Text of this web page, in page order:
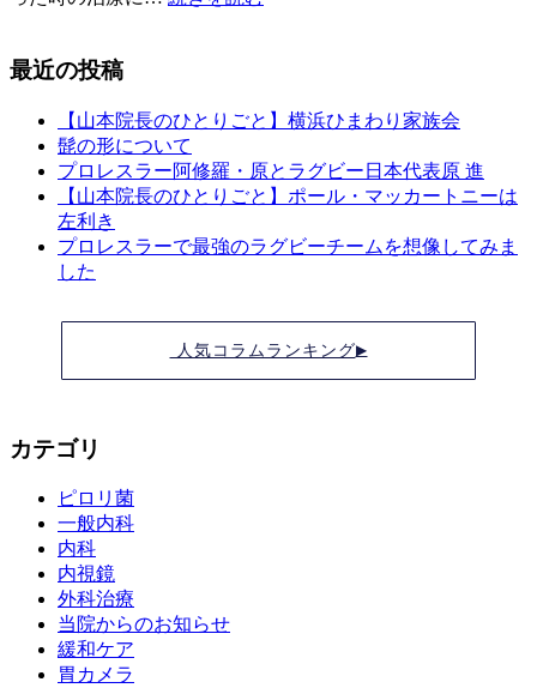
最近の投稿
【山本院長のひとりごと】横浜ひまわり家族会
髭の形について
プロレスラー阿修羅・原とラグビー日本代表原 進
【山本院長のひとりごと】ポール・マッカートニーは
左利き
プロレスラーで最強のラグビーチームを想像してみま
した
▶
人気コラムランキング
カテゴリ
ピロリ菌
一般内科
内科
内視鏡
外科治療
当院からのお知らせ
緩和ケア
胃カメラ